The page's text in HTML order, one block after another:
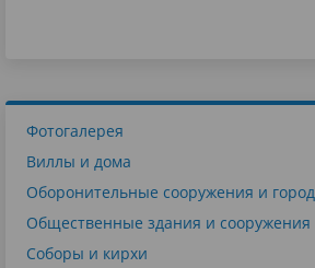
Фотогалерея
Виллы и дома
Оборонительные сооружения и
Общественные здания и сооружения
Соборы и кирхи